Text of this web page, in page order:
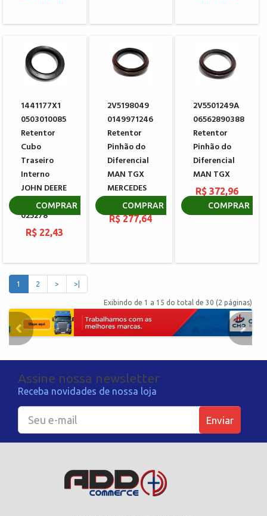
1441177X1
0503010085
Retentor
Cubo
Traseiro
Interno
JOHN DEERE
CARRARO
025278
R$ 22,43
COMPRAR
2V5198049
0149971246
Retentor
Pinhão do
Diferencial
MAN TGX
MERCEDES
AXOR
R$ 277,64
COMPRAR
2V5501249A
06562890388
Retentor
Pinhão do
Diferencial
MAN TGX
R$ 372,96
COMPRAR
1 2 > >|
Exibindo de 1 a 15 do total de 30 (2 páginas)
Assine nossa newsletter
Receba novidades de nossa loja
Enviar